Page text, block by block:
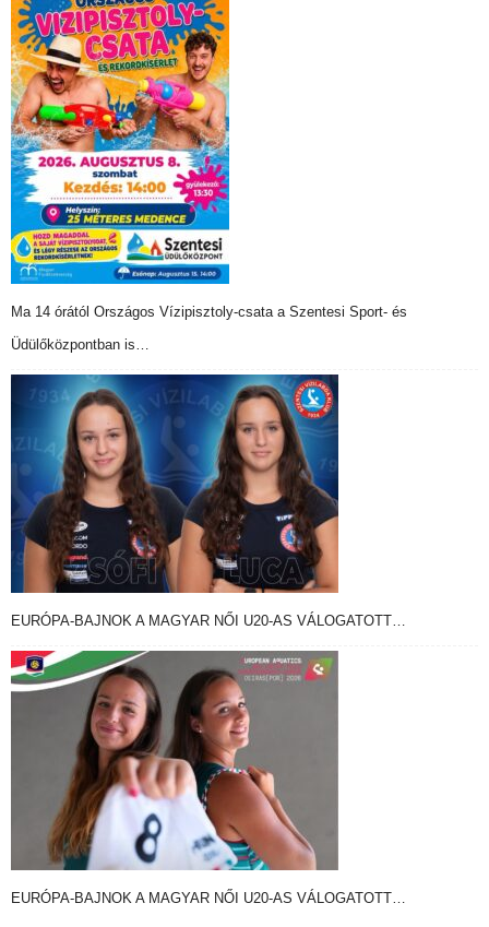
Ma 14 órától Országos Vízipisztoly-csata a Szentesi Sport- és
Üdülőközpontban is…
EURÓPA-BAJNOK A MAGYAR NŐI U20-AS VÁLOGATOTT…
EURÓPA-BAJNOK A MAGYAR NŐI U20-AS VÁLOGATOTT…